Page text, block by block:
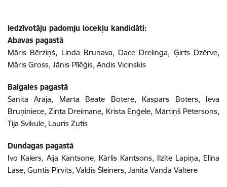
Iedzīvotāju padomju locekļu kandidāti:
Abavas pagastā
Māris Bērziņš, Linda Brunava, Dace Drelinga, Ģirts Dzērve,
Māris Gross, Jānis Pīlēģis, Andis Vicinskis
Balgales pagastā
Sanita Arāja, Marta Beate Botere, Kaspars Boters, Ieva
Bruņiniece, Zinta Dreimane, Krista Eņģele, Mārtiņš Pētersons,
Tija Svikule, Lauris Zutis
Dundagas pagastā
Ivo Kalers, Aija Kantsone, Kārlis Kantsons, Ilzīte Lapiņa, Elīna
Lase, Guntis Pirvits, Valdis Šleiners, Janita Vanda Valtere